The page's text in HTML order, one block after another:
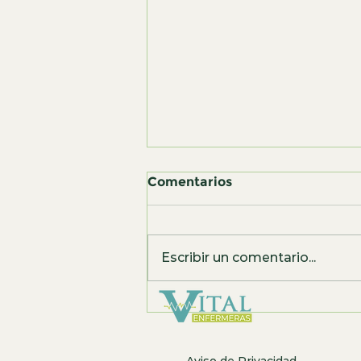
¿Cómo cuidar a los
abuelos sin quitarles su
Comentarios
Escribir un comentario...